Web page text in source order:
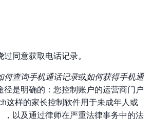
同意获取电话记录。
何查询手机通话记录或如何获得手机通
径是明确的：您控制账户的运营商门户
这样的家长控制软件用于未成年人或
，以及通过律师在严重法律事务中的法